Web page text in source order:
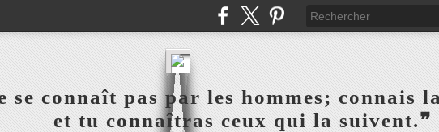
se connaît pas par les hommes; connais
et tu connaîtras ceux qui la suivent.❞